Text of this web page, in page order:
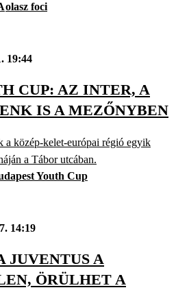
olasz foci
19:44
CUP: AZ INTER, A
IS A MEZŐNYBEN
a közép-kelet-európai régió egyik
a Tábor utcában.
Youth Cup
14:19
JUVENTUS A
ÖRÜLHET A